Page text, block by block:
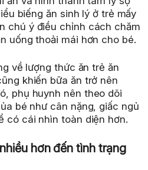
biếng ăn sinh lý ở trẻ mấy
chú ý điều chỉnh cách chăm
uống thoải mái hơn cho bé.
về lượng thức ăn trẻ ăn
khiến bữa ăn trở nên
phụ huynh nên theo dõi
bé như cân nặng, giấc ngủ
có cái nhìn toàn diện hơn.
hơn đến tình trạng